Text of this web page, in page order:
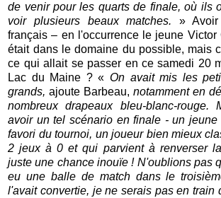
de venir pour les quarts de finale, où ils
voir plusieurs beaux matches. » Avoir
français – en l'occurrence le jeune
était dans le domaine du possible, mais
ce qui allait se passer en ce samedi 20
Lac du Maine ? « On avait mis les
grands, ajoute Barbeau,notamment en
nombreux drapeaux bleu-blanc-rouge.
avoir un tel scénario en finale - un jeune
favori du tournoi, un joueur bien mieux
2 jeux à 0 et qui parvient à renverser
juste une chance inouïe ! N'oublions pas
eu une balle de match dans le
l'avait convertie, je ne serais pas en train